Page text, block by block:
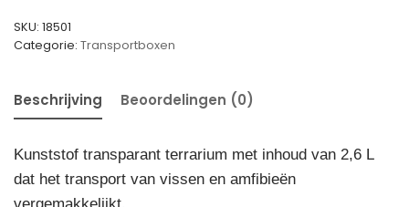
SKU: 18501
Categorie: Transportboxen
Beschrijving Beoordelingen (0)
Kunststof transparant terrarium met inhoud van 2,6 L
dat het transport van vissen en amfibieën
vergemakkelijkt.